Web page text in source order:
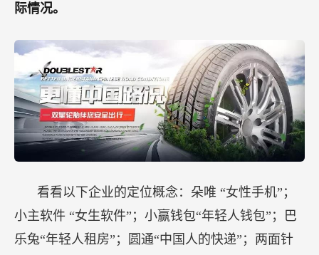
际情况。
看看以下企业的定位概念：朵唯 “女性手机”；
小主软件 “女生软件”；小赢钱包“年轻人钱包”；巴
乐兔“年轻人租房”；圆通“中国人的快递”；两面针